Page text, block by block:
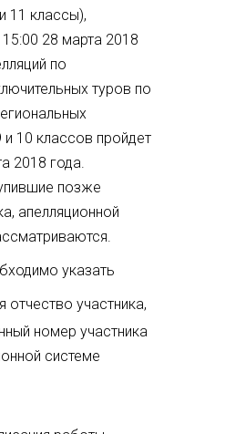
11 классы),
28 марта 2018
по
туров по
10 классов пройдет
2018 года.
позже
апелляционной
указать
участника,
номер участника
системе